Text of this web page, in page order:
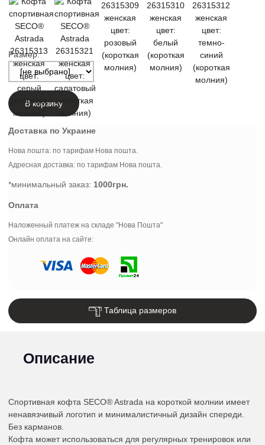
Размер:
В корзину
Доставка по Украине
Нова пошта: по тарифам Нова пошта.
Адресная доставка: по тарифам Нова пошта.
*минимальный заказ: 1000грн.
Оплата
Наложенный платеж на складе "Нова Пошта"
Онлайн оплата на сайте:
Таблица размеров
Описание
Спортивная кофта SECO® Astrada на короткой молнии имеет
ненавязчивый логотип и минималистичный дизайн спереди.
Без карманов.
Кофта может использоваться для регулярных тренировок или